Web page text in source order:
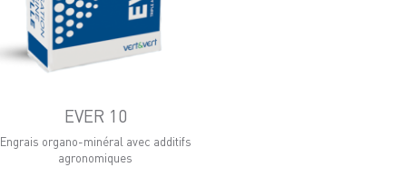
EVER 10
Engrais organo-minéral avec additifs
agronomiques